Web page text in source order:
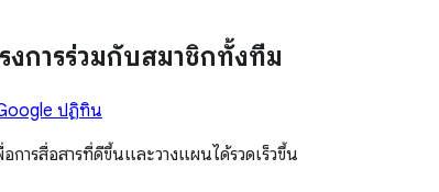
งการร่วมกับสมาชิกทั้งทีม
ปฏิทิน
ารสื่อสารที่ดีขึ้นและวางแผนได้รวดเร็วขึ้น